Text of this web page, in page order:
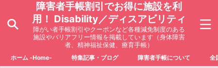
障害者手帳割引でお得に施設を利
用！ Disability／ディスアビリティ
障がい者手帳割引やクーポンなど各種減免制度のある
施設やバリアフリー情報を掲載しています（身体障害
者、精神福祉保健、療育手帳）
ホーム -Home- 特集記事・ブログ 障害者手帳について 全